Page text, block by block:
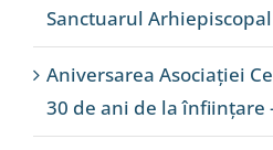
Sanctuarul
Aniversarea Asociației
30 de ani de la înființare